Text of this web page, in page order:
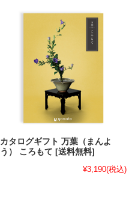
カタログギフト 万葉（まんよ
う） ころもて [送料無料]
¥3,190(税込)